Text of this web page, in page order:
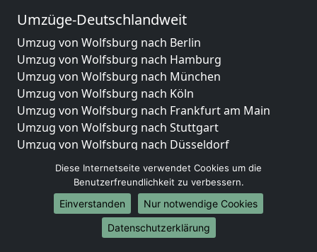
Umzüge-Deutschlandweit
Umzug von Wolfsburg nach Berlin
Umzug von Wolfsburg nach Hamburg
Umzug von Wolfsburg nach München
Umzug von Wolfsburg nach Köln
Umzug von Wolfsburg nach Frankfurt am Main
Umzug von Wolfsburg nach Stuttgart
Umzug von Wolfsburg nach Düsseldorf
Umzug von Wolfsburg nach Leipzig
Umzug von Wolfsburg nach Dortmund
Umzug von Wolfsburg nach Essen
Umzug von Wolfsburg nach Bremen
Umzug von Wolfsburg nach Dresden
Diese Internetseite verwendet Cookies um die
Benutzerfreundlichkeit zu verbessern.
Einverstanden
Nur notwendige Cookies
Datenschutzerklärung